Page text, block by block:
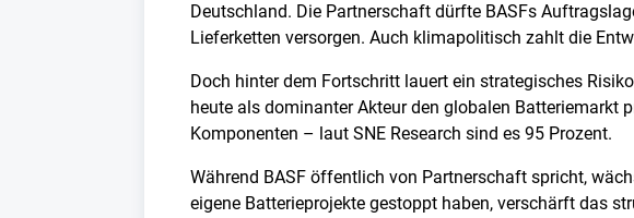
Deutschland. Die Partnerschaft dürfte BASFs
Lieferketten versorgen. Auch klimapolitisch zahlt die
Doch hinter dem Fortschritt lauert ein strategisches
heute als dominanter Akteur den globalen Batteriemarkt
Komponenten – laut SNE Research sind es 95 Prozent.
Während BASF öffentlich von Partnerschaft spricht,
eigene Batterieprojekte gestoppt haben, verschärft das